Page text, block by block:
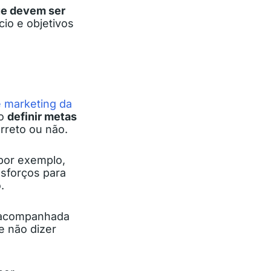
devem ser
e objetivos
marketing da
definir metas
ou não.
exemplo,
para
não dizer